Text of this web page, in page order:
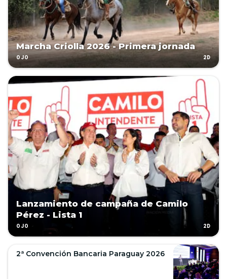
Marcha Criolla 2026 - Primera jornada
OJO 2D
Lanzamiento de campaña de Camilo
Pérez - Lista 1
OJO 2D
2ª Convención Bancaria Paraguay 2026